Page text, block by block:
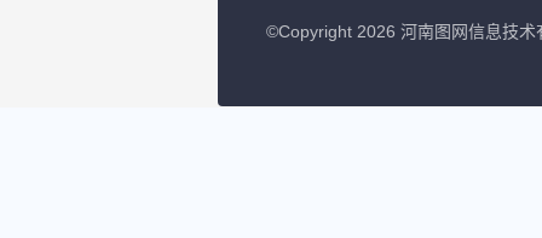
©Copyright 2026 河南图网信息技